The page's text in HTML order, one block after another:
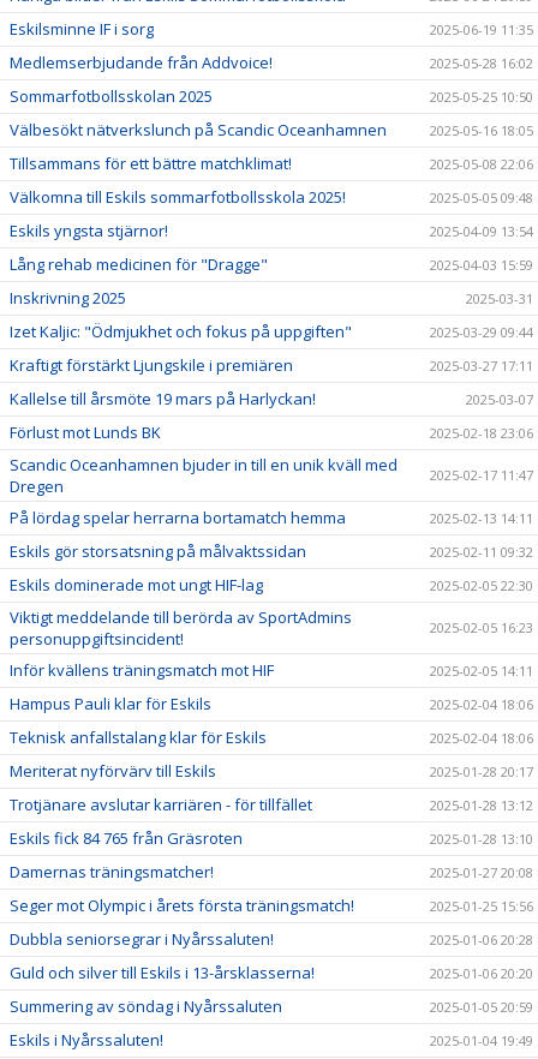
Eskilsminne IF i sorg 2025-06-19 11:35
Medlemserbjudande från Addvoice! 2025-05-28 16:02
Sommarfotbollsskolan 2025 2025-05-25 10:50
Välbesökt nätverkslunch på Scandic Oceanhamnen 2025-05-16 18:05
Tillsammans för ett bättre matchklimat! 2025-05-08 22:06
Välkomna till Eskils sommarfotbollsskola 2025! 2025-05-05 09:48
Eskils yngsta stjärnor! 2025-04-09 13:54
Lång rehab medicinen för "Dragge" 2025-04-03 15:59
Inskrivning 2025 2025-03-31
Izet Kaljic: "Ödmjukhet och fokus på uppgiften" 2025-03-29 09:44
Kraftigt förstärkt Ljungskile i premiären 2025-03-27 17:11
Kallelse till årsmöte 19 mars på Harlyckan! 2025-03-07
Förlust mot Lunds BK 2025-02-18 23:06
Scandic Oceanhamnen bjuder in till en unik kväll med
Dregen
2025-02-17 11:47
På lördag spelar herrarna bortamatch hemma 2025-02-13 14:11
Eskils gör storsatsning på målvaktssidan 2025-02-11 09:32
Eskils dominerade mot ungt HIF-lag 2025-02-05 22:30
Viktigt meddelande till berörda av SportAdmins
personuppgiftsincident!
2025-02-05 16:23
Inför kvällens träningsmatch mot HIF 2025-02-05 14:11
Hampus Pauli klar för Eskils 2025-02-04 18:06
Teknisk anfallstalang klar för Eskils 2025-02-04 18:06
Meriterat nyförvärv till Eskils 2025-01-28 20:17
Trotjänare avslutar karriären - för tillfället 2025-01-28 13:12
Eskils fick 84 765 från Gräsroten 2025-01-28 13:10
Damernas träningsmatcher! 2025-01-27 20:08
Seger mot Olympic i årets första träningsmatch! 2025-01-25 15:56
Dubbla seniorsegrar i Nyårssaluten! 2025-01-06 20:28
Guld och silver till Eskils i 13-årsklasserna! 2025-01-06 20:20
Summering av söndag i Nyårssaluten 2025-01-05 20:59
Eskils i Nyårssaluten! 2025-01-04 19:49